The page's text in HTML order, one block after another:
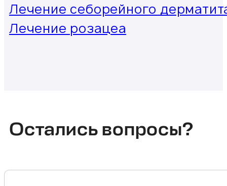
Лечение себорейного
Лечение розацеа
Остались вопросы?